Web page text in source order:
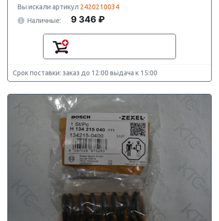
Вы искали артикул 2420210034
Наличные:
9 346 ₽
Срок поставки: заказ до 12:00 выдача к 15:00